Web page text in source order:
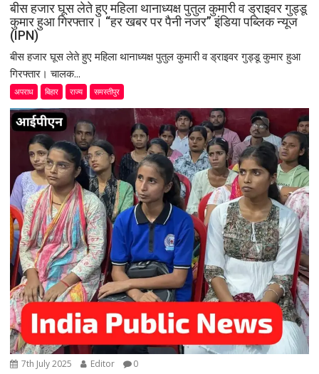
बीस हजार घूस लेते हुए महिला थानाध्यक्ष पुतुल कुमारी व ड्राइवर गुड्डू
कुमार हुआ गिरफ्तार। “हर खबर पर पैनी नजर” इंडिया पब्लिक न्यूज
(IPN)
बीस हजार घूस लेते हुए महिला थानाध्यक्ष पुतुल कुमारी व ड्राइवर गुड्डू कुमार हुआ
गिरफ्तार। चालक...
अपराध बिहार राज्य समस्तीपुर
7th July 2025 Editor 0